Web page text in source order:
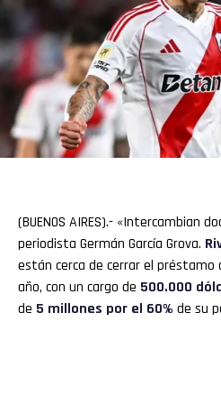
(BUENOS AIRES).- «Intercambian
periodista Germán García Grova.
están cerca de cerrar el préstamo
año, con un cargo de 500.000
de 5 millones por el 60% de su